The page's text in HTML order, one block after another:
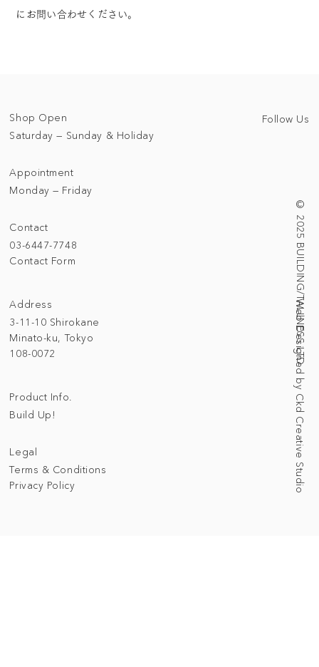
にお問い合わせください。
Address
3-11-10 Shirokane
Minato-ku, Tokyo
108-0072
© 2025 BUILDING/TALLNESS LTD.
Web Designed by Ckd Creative Studio
Contact
03-6447-7748
Contact Form
Shop Open
Saturday — Sunday & Holiday
Appointment
Monday — Friday
Legal
Terms & Conditions
Privacy Policy
Product Info.
Build Up!
Follow Us